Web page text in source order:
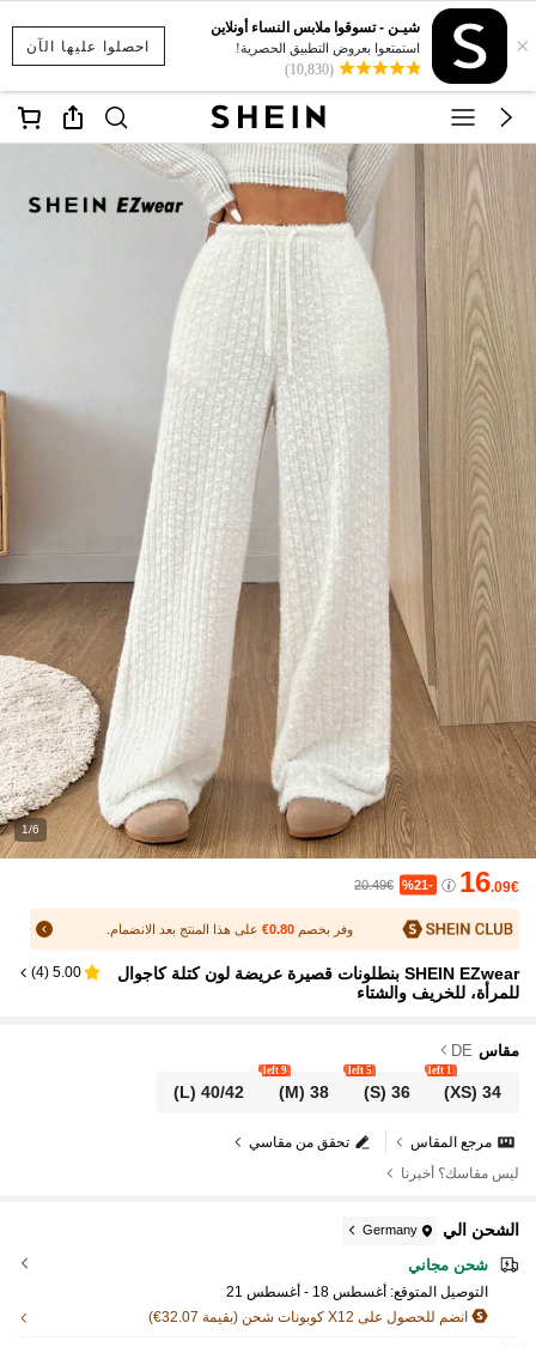
احصلوا عليها الآن ×
شيـن - تسوقوا ملابس النساء أونلاين
استمتعوا بعروض التطبيق الحصرية!
(10,830)
1/6
16.09€
%21-
20.49€
وفر بخصم 0.80€ على هذا المنتج بعد الانضمام.
SHEIN EZwear بنطلونات قصيرة عريضة لون كتلة كاجوال
للمرأة، للخريف والشتاء
5.00
(
4
)
مقاس DE
34
(XS)
1 left
36
(S)
5 left
38
(M)
9 left
40/42
(L)
تحقق من مقاسي
مرجع المقاس
ليس مقاسك؟ أخبرنا
الشحن الي Germany
شحن مجاني
التوصيل المتوقع: أغسطس 18 - أغسطس 21
انضم للحصول على X12 كوبونات شحن (بقيمة 32.07€)